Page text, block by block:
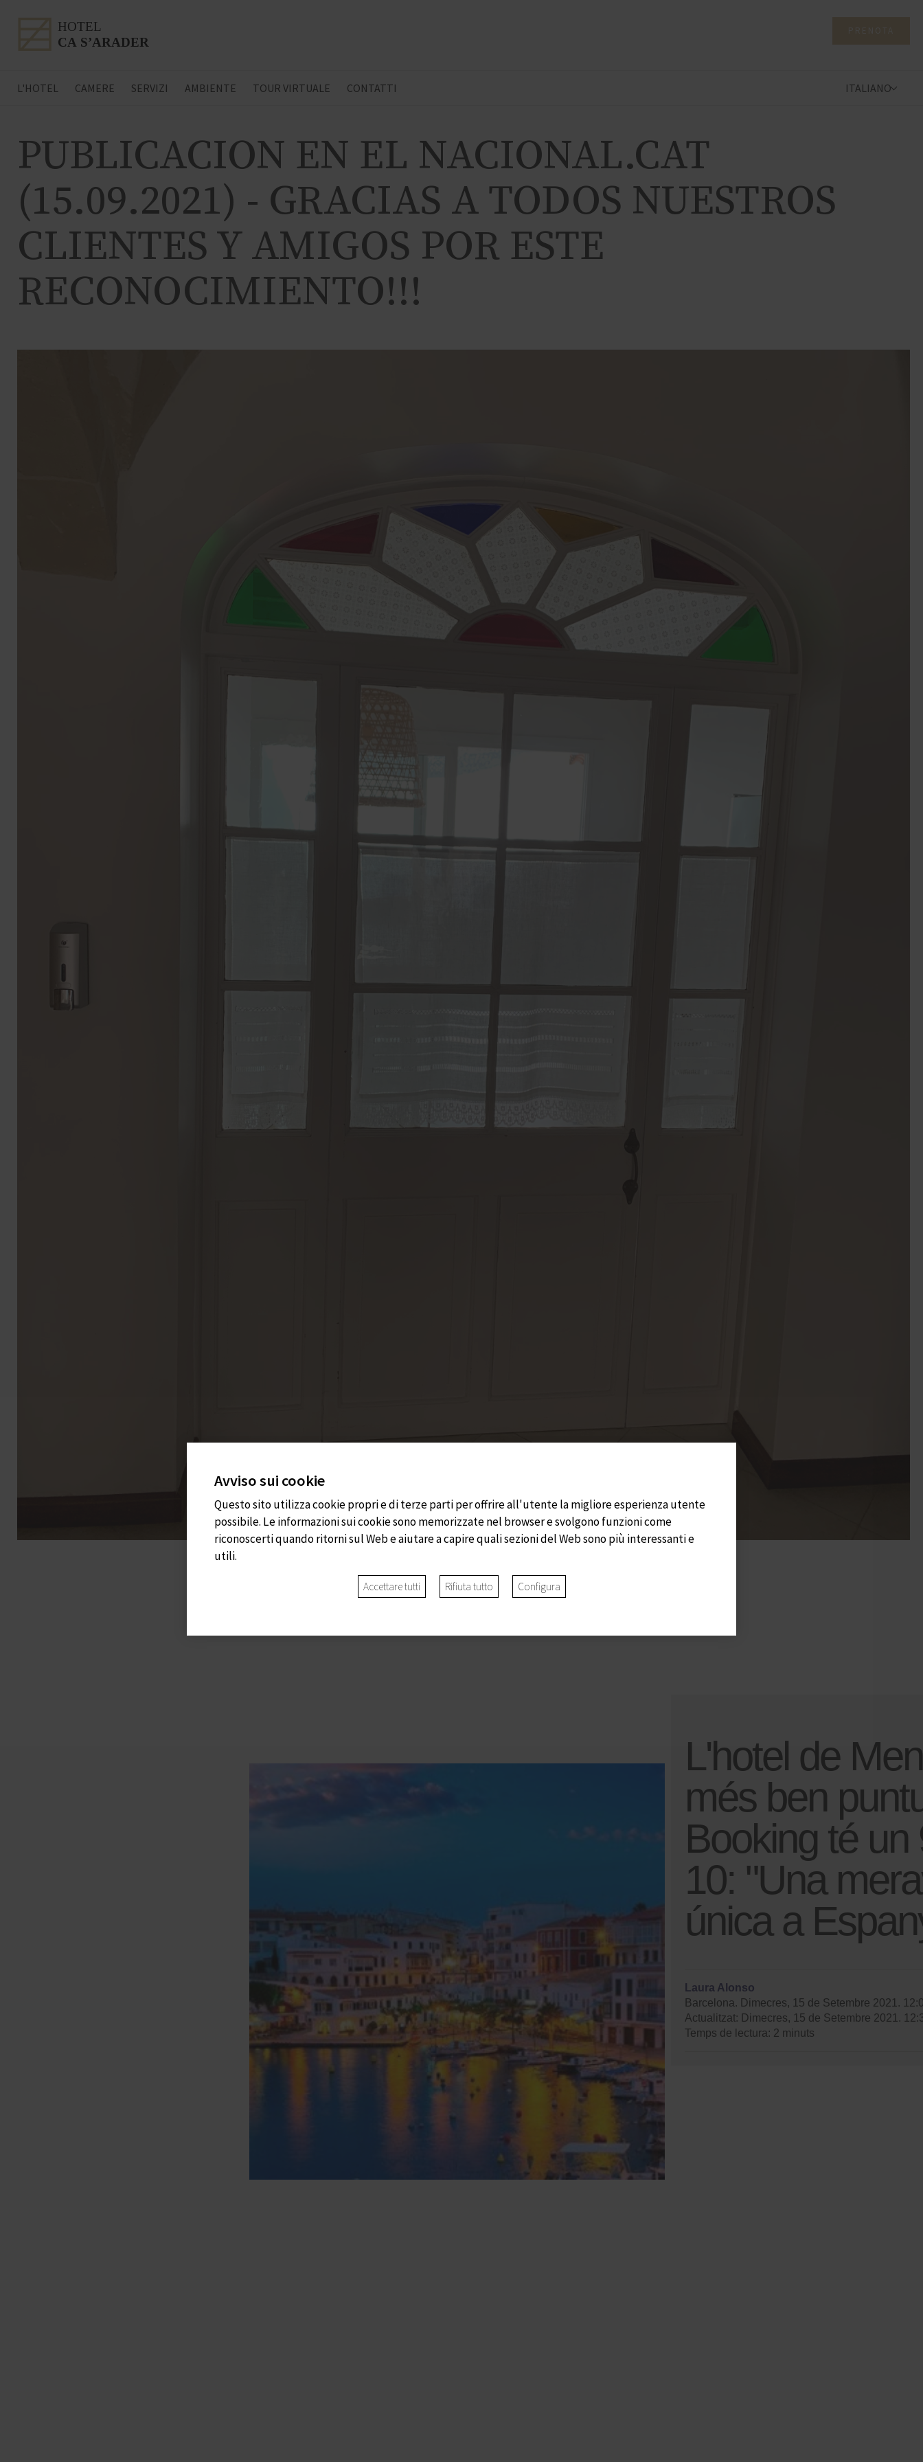
L'HOTEL CAMERE SERVIZI AMBIENTE TOUR VIRTUALE CONTATTI ITALIANO
PUBLICACION EN EL NACIONAL.CAT
(15.09.2021) - GRACIAS A TODOS NUESTROS
CLIENTES Y AMIGOS POR ESTE
RECONOCIMIENTO!!!
L'hotel de
més ben
Booking té un
10: "Una
única a
Laura Alonso
Barcelona. Dimecres, 15 de Setembre 2021.
Actualitzat: Dimecres, 15 de Setembre 2021.
Temps de lectura: 2 minuts
Avviso sui cookie
Questo sito utilizza cookie propri e di terze parti per offrire all'utente la migliore esperienza utente
possibile. Le informazioni sui cookie sono memorizzate nel browser e svolgono funzioni come
riconoscerti quando ritorni sul Web e aiutare a capire quali sezioni del Web sono più interessanti e
utili.
Accettare tutti Rifiuta tutto Configura